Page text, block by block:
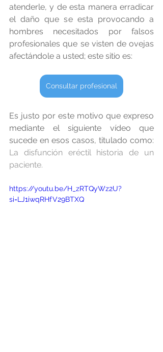
atenderle, y de esta manera erradicar
el daño que se esta provocando a
hombres necesitados por falsos
profesionales que se visten de ovejas
afectándole a usted; este sitio es:
Consultar profesional
Es justo por este motivo que expreso
mediante el siguiente vídeo que
sucede en esos casos, titulado como:
La disfunción eréctil historia de un
paciente.
https://youtu.be/H_zRTQyWz2U?
si=LJ1iwqRHfV29BTXQ